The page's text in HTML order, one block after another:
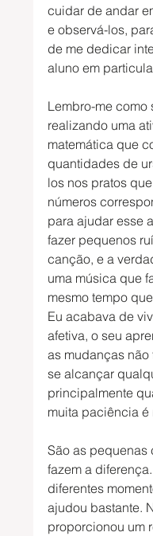
cuidar de andar
e observá-los,
de me dedicar
aluno em
Lembro-me como
realizando uma
matemática que
quantidades de
los nos pratos
números
para ajudar esse
fazer pequenos
canção, e a
uma música que
mesmo tempo
Eu acabava de
afetiva, o seu
as mudanças
se alcançar
principalmente
muita paciência é
São as
fazem a
diferentes
ajudou bastante.
proporcionou um